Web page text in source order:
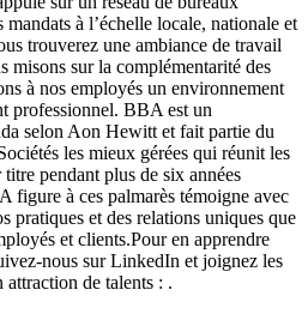
à l’échelle locale, nationale et
trouverez une ambiance de travail
misons sur la complémentarité des
à nos employés un environnement
professionnel. BBA est un
selon Aon Hewitt et fait partie du
les mieux gérées qui réunit les
pendant plus de six années
figure à ces palmarès témoigne avec
pratiques et des relations uniques que
et clients.Pour en apprendre
nous sur LinkedIn et joignez les
attraction de talents : .